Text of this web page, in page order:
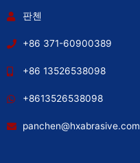
판첸
+86 371-60900389
+86 13526538098
+8613526538098
panchen@hxabrasive.com